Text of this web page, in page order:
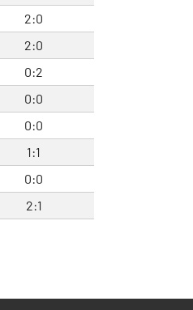
2:0
2:0
0:2
0:0
0:0
1:1
0:0
2:1